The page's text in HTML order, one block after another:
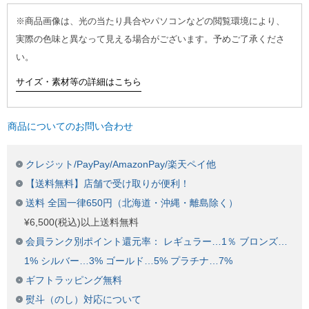
※商品画像は、光の当たり具合やパソコンなどの閲覧環境により、
実際の色味と異なって見える場合がございます。予めご了承くださ
い。
サイズ・素材等の詳細はこちら
商品についてのお問い合わせ
クレジット/PayPay/AmazonPay/楽天ペイ他
【送料無料】店舗で受け取りが便利！
送料 全国一律650円（北海道・沖縄・離島除く）
¥6,500(税込)以上送料無料
会員ランク別ポイント還元率： レギュラー…1％ ブロンズ…
1% シルバー…3% ゴールド…5% プラチナ…7%
ギフトラッピング無料
熨斗（のし）対応について